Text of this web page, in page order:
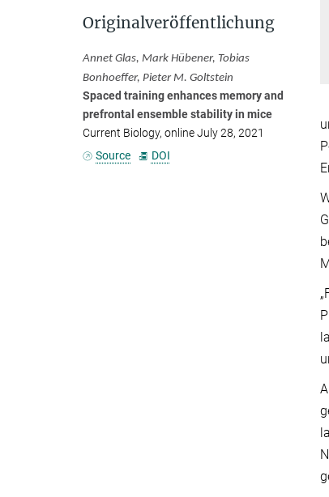
Originalveröffentlichung
Annet Glas, Mark Hübener, Tobias
Bonhoeffer, Pieter M. Goltstein
Spaced training enhances memory and
prefrontal ensemble stability in mice
Current Biology, online July 28, 2021
Source
DOI